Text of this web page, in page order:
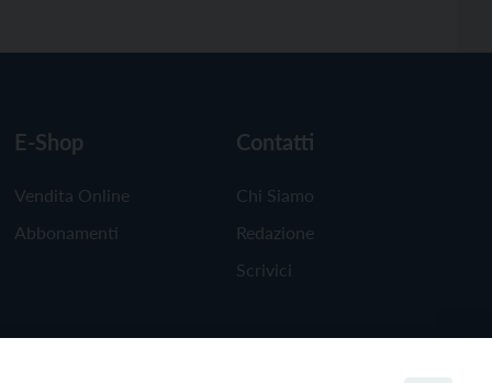
E-Shop
Vendita Online
Abbonamenti
Contatti
Chi Siamo
Redazione
Scrivici